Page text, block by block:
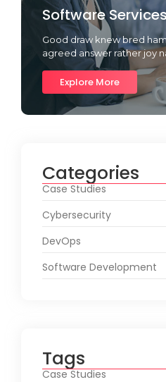
Software Services
Good draw knew bred
agreed answer rather joy
Explore More
Categories
Case Studies
Cybersecurity
DevOps
Software Development
Tags
Case Studies